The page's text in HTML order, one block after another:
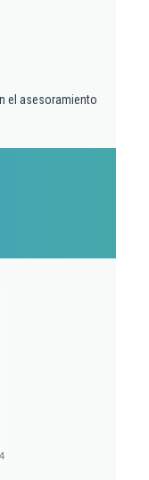
el asesoramiento